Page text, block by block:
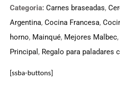
Categoria: Carnes braseadas,
Argentina, Cocina Francesa,
horno, Mainqué, Mejores Malbec,
Principal , Regalo para paladares
[ssba-buttons]